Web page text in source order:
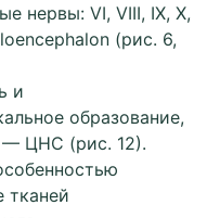
нервы: VI, VIII, IX, X,
(рис. 6,
и
образование,
— ЦНС (рис. 12).
тканей